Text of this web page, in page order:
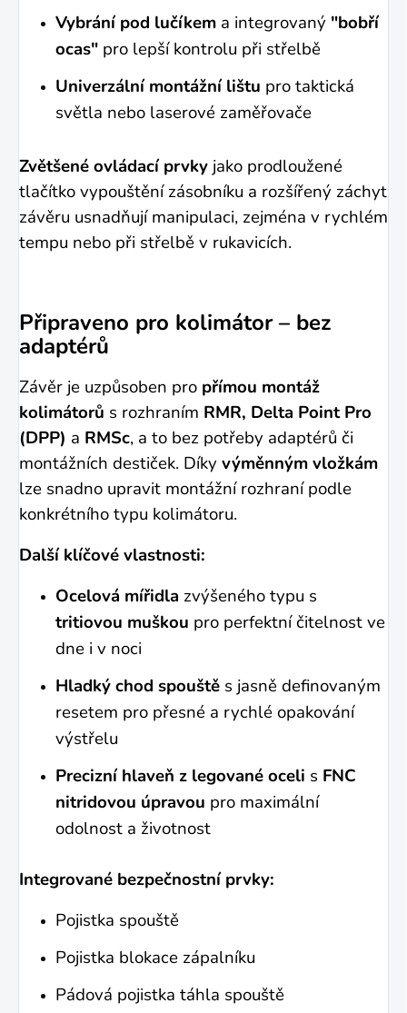
Vybrání pod lučíkem a integrovaný "bobří
ocas" pro lepší kontrolu při střelbě
Univerzální montážní lištu pro taktická
světla nebo laserové zaměřovače
Zvětšené ovládací prvky jako prodloužené
tlačítko vypouštění zásobníku a rozšířený záchyt
závěru usnadňují manipulaci, zejména v rychlém
tempu nebo při střelbě v rukavicích.
Připraveno pro kolimátor – bez
adaptérů
Závěr je uzpůsoben pro přímou montáž
kolimátorů s rozhraním RMR, Delta Point Pro
(DPP) a RMSc, a to bez potřeby adaptérů či
montážních destiček. Díky výměnným vložkám
lze snadno upravit montážní rozhraní podle
konkrétního typu kolimátoru.
Další klíčové vlastnosti:
Ocelová mířidla zvýšeného typu s
tritiovou muškou pro perfektní čitelnost ve
dne i v noci
Hladký chod spouště s jasně definovaným
resetem pro přesné a rychlé opakování
výstřelu
Precizní hlaveň z legované oceli s FNC
nitridovou úpravou pro maximální
odolnost a životnost
Integrované bezpečnostní prvky:
Pojistka spouště
Pojistka blokace zápalníku
Pádová pojistka táhla spouště